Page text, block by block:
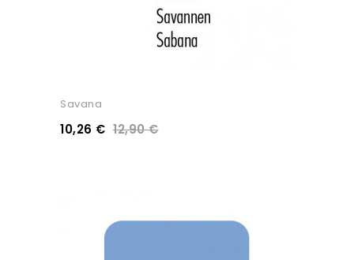
Savana
10,26 € 12,90 €